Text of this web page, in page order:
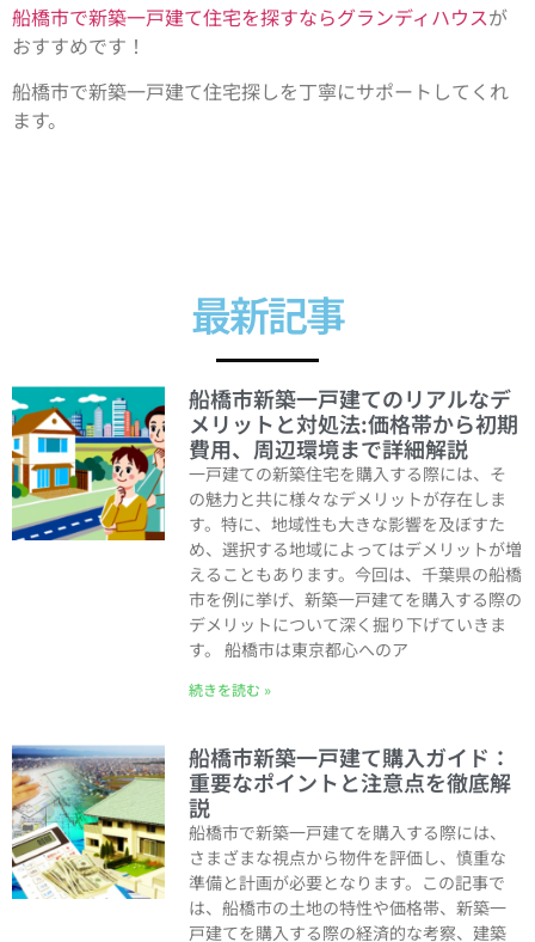
船橋市で新築一戸建て住宅を探すならグランディハウスが
おすすめです！
船橋市で新築一戸建て住宅探しを丁寧にサポートしてくれ
ます。
最新記事
船橋市新築一戸建てのリアルなデ
メリットと対処法:価格帯から初期
費用、周辺環境まで詳細解説
一戸建ての新築住宅を購入する際には、そ
の魅力と共に様々なデメリットが存在しま
す。特に、地域性も大きな影響を及ぼすた
め、選択する地域によってはデメリットが増
えることもあります。今回は、千葉県の船橋
市を例に挙げ、新築一戸建てを購入する際の
デメリットについて深く掘り下げていきま
す。 船橋市は東京都心へのア
続きを読む »
船橋市新築一戸建て購入ガイド：
重要なポイントと注意点を徹底解
説
船橋市で新築一戸建てを購入する際には、
さまざまな視点から物件を評価し、慎重な
準備と計画が必要となります。この記事で
は、船橋市の土地の特性や価格帯、新築一
戸建てを購入する際の経済的な考察、建築